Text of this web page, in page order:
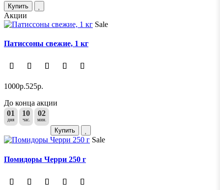
Купить
Акции
Sale
Патиссоны свежие, 1 кг
1000р.525р.
До конца акции
01
дня
10
час.
02
мин.
Купить
Sale
Помидоры Черри 250 г